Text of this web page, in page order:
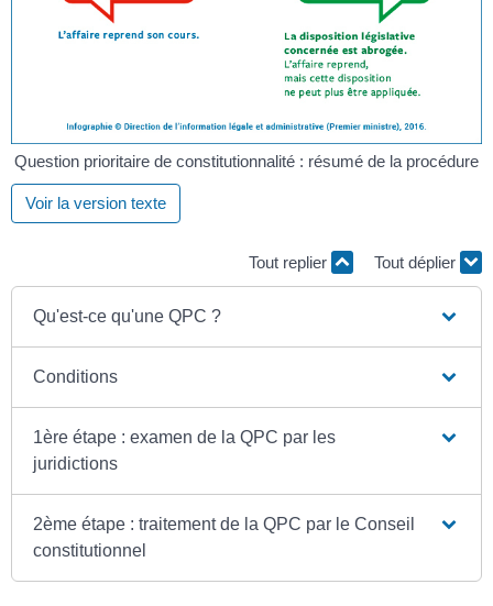
Question prioritaire de constitutionnalité : résumé de la procédure
Voir la version texte
Tout replier Tout déplier
Qu'est-ce qu'une QPC ?
Conditions
1ère étape : examen de la QPC par les
juridictions
2ème étape : traitement de la QPC par le Conseil
constitutionnel